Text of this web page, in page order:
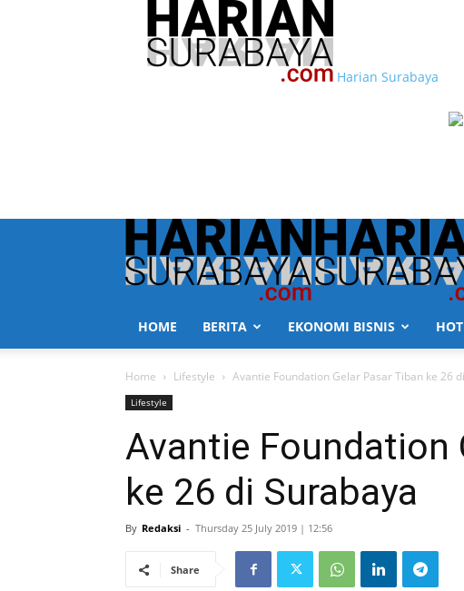
Harian Surabaya
HOME BERITA EKONOMI BISNIS
Home Lifestyle Avantie Foundation Gelar Pasar Tiban ke 26
Lifestyle
Avantie Foundation
ke 26 di Surabaya
By Redaksi - Thursday 25 July 2019 | 12:56
Share